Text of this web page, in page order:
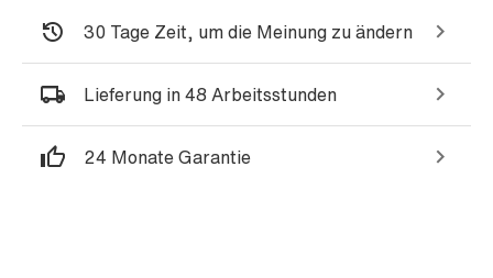
30 Tage Zeit, um die Meinung zu ändern
Lieferung in 48 Arbeitsstunden
24 Monate Garantie